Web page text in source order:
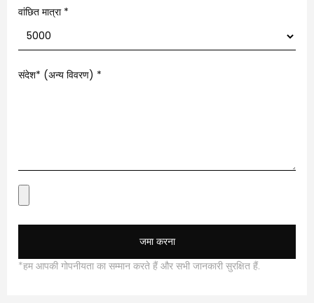
वांछित मात्रा *
संदेश* (अन्य विवरण) *
जमा करना
*हम आपकी गोपनीयता का सम्मान करते हैं और सभी जानकारी सुरक्षित हैं.